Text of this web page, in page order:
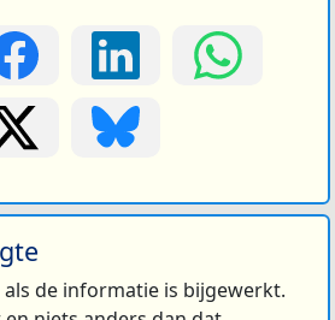
de informatie is bijgewerkt.